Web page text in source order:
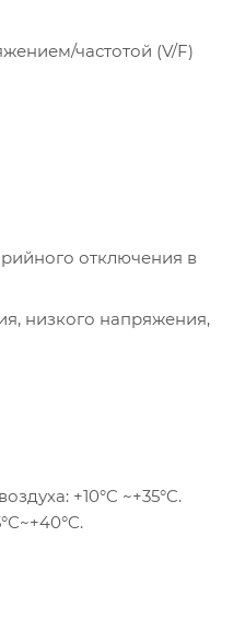
частотой (V/F)
отключения в
низкого напряжения,
+10°C ~+35°C.